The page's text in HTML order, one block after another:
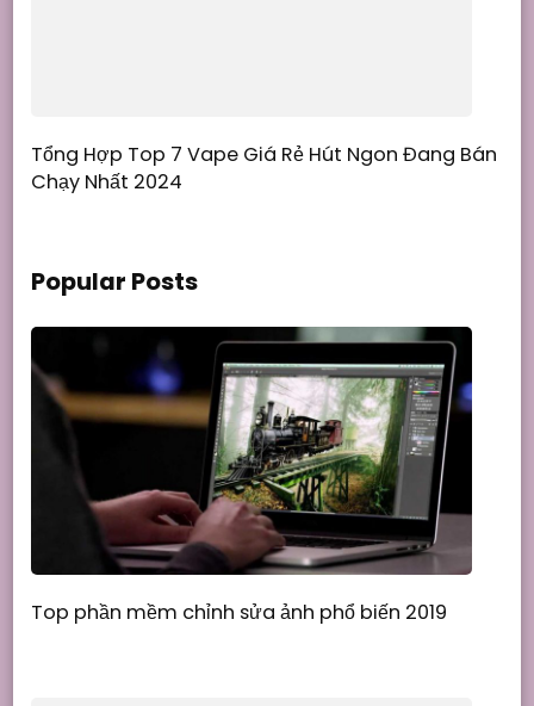
Tổng Hợp Top 7 Vape Giá Rẻ Hút Ngon Đang Bán
Chạy Nhất 2024
Popular Posts
Top phần mềm chỉnh sửa ảnh phổ biến 2019